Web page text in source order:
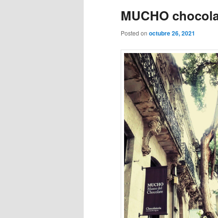
MUCHO
Posted on octubre 26, 2021